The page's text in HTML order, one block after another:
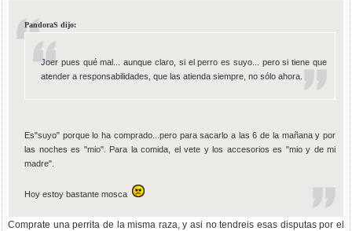
PandoraS dijo:
Joer pues qué mal... aunque claro, si el perro es suyo... pero si tiene que
atender a responsabilidades, que las atienda siempre, no sólo ahora.
Es"suyo" porque lo ha comprado...pero para sacarlo a las 6 de la mañana y por
las noches es "mio". Para la comida, el vete y los accesorios es "mio y de mi
madre".
Hoy estoy bastante mosca
Comprate una perrita de la misma raza, y asi no tendreis esas disputas por el